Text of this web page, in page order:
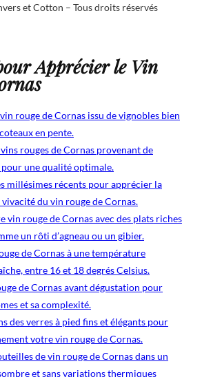
et Cotton – Tous droits réservés
Apprécier le Vin
rouge de Cornas issu de vignobles bien
en pente.
rouges de Cornas provenant de
pour une qualité optimale.
millésimes récents pour apprécier la
du vin rouge de Cornas.
vin rouge de Cornas avec des plats riches
un rôti d’agneau ou un gibier.
de Cornas à une température
entre 16 et 18 degrés Celsius.
de Cornas avant dégustation pour
et sa complexité.
des verres à pied fins et élégants pour
votre vin rouge de Cornas.
de vin rouge de Cornas dans un
et sans variations thermiques